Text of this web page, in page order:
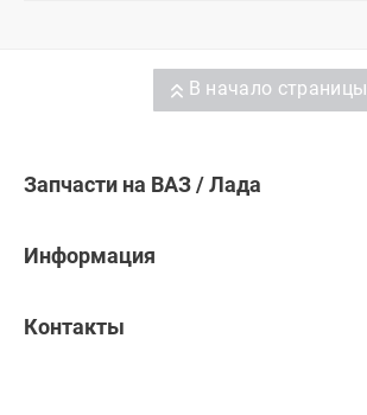
В начало страницы
Запчасти на ВАЗ / Лада
Информация
Контакты